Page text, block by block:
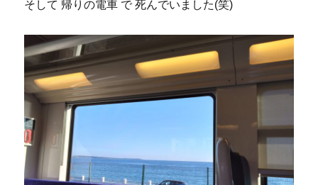
そして 帰りの電車 で 死んでいました(笑)